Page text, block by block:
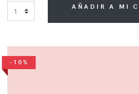
-10%
AÑADIR A MI